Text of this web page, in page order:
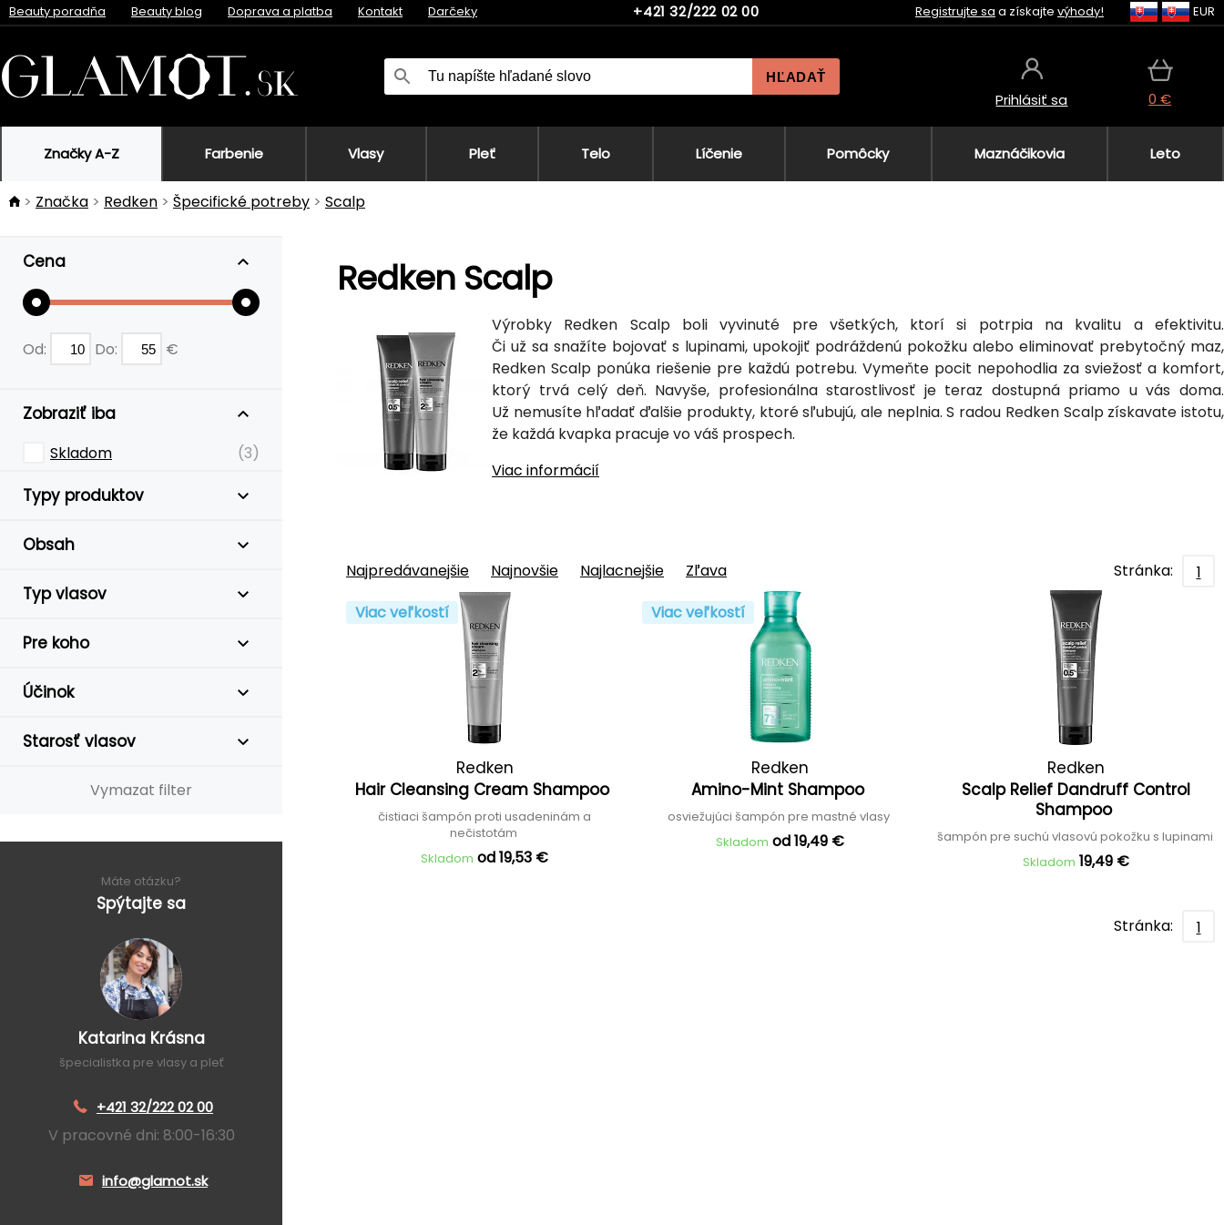
Beauty poradňa Beauty blog Doprava a platba Kontakt Darčeky +421 32/222 02 00 Registrujte sa a získajte výhody! EUR
HĽADAŤ
Prihlásiť sa 0 €
Značky A-Z Farbenie Vlasy Pleť Telo Líčenie Pomôcky Maznáčikovia Leto
Značka Redken Špecifické potreby Scalp
Cena
Od: Do: €
Zobraziť iba
Skladom (3)
Typy produktov
Obsah
Typ vlasov
Pre koho
Účinok
Starosť vlasov
Vymazat filter
Máte otázku?
Spýtajte sa
Katarina Krásna
špecialistka pre vlasy a pleť
+421 32/222 02 00
V pracovné dni: 8:00-16:30
info@glamot.sk
Redken Scalp
Výrobky Redken Scalp boli vyvinuté pre všetkých, ktorí si potrpia na kvalitu a efektivitu.
Či už sa snažíte bojovať s lupinami, upokojiť podráždenú pokožku alebo eliminovať prebytočný maz,
Redken Scalp ponúka riešenie pre každú potrebu. Vymeňte pocit nepohodlia za sviežosť a komfort,
ktorý trvá celý deň. Navyše, profesionálna starostlivosť je teraz dostupná priamo u vás doma.
Už nemusíte hľadať ďalšie produkty, ktoré sľubujú, ale neplnia. S radou Redken Scalp získavate istotu,
že každá kvapka pracuje vo váš prospech.
Viac informácií
Najpredávanejšie Najnovšie Najlacnejšie Zľava Stránka:
1
Viac veľkostí
Redken
Hair Cleansing Cream Shampoo
čistiaci šampón proti usadeninám a
nečistotám
Skladom od 19,53 €
Viac veľkostí
Redken
Amino-Mint Shampoo
osviežujúci šampón pre mastné vlasy
Skladom od 19,49 €
Redken
Scalp Relief Dandruff Control
Shampoo
šampón pre suchú vlasovú pokožku s lupinami
Skladom 19,49 €
Stránka: 1